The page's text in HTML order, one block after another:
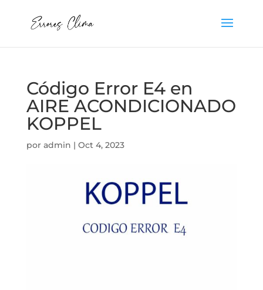
Código Error E4 en
AIRE ACONDICIONADO
KOPPEL
por admin | Oct 4, 2023